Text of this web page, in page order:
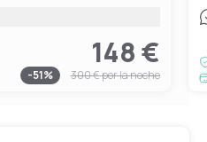
148 €
-51% 300 €por la noche